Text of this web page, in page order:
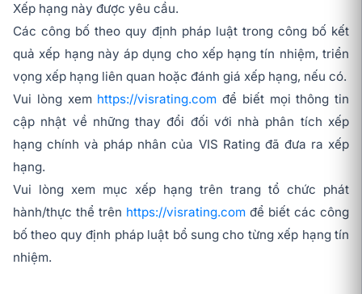
Xếp hạng này được yêu cầu.
Các công bố theo quy định pháp luật trong công bố kết
quả xếp hạng này áp dụng cho xếp hạng tín nhiệm, triển
vọng xếp hạng liên quan hoặc đánh giá xếp hạng, nếu có.
Vui lòng xem https://visrating.com để biết mọi thông tin
cập nhật về những thay đổi đối với nhà phân tích xếp
hạng chính và pháp nhân của VIS Rating đã đưa ra xếp
hạng.
Vui lòng xem mục xếp hạng trên trang tổ chức phát
hành/thực thể trên https://visrating.com để biết các công
bố theo quy định pháp luật bổ sung cho từng xếp hạng tín
nhiệm.